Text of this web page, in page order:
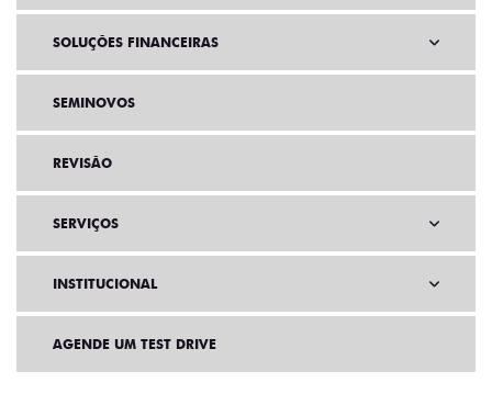
SOLUÇÕES FINANCEIRAS
SEMINOVOS
REVISÃO
SERVIÇOS
INSTITUCIONAL
AGENDE UM TEST DRIVE